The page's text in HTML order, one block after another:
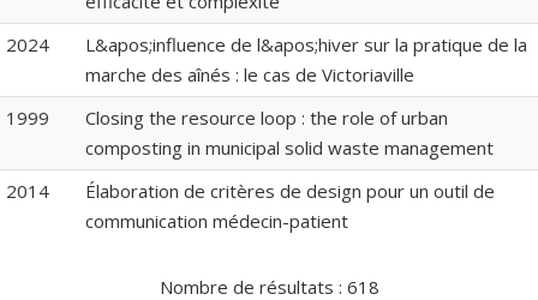
2024
L&apos;influence de l&apos;hiver sur la pratique de la
marche des aînés : le cas de Victoriaville
1999
Closing the resource loop : the role of urban
composting in municipal solid waste management
2014
Élaboration de critères de design pour un outil de
communication médecin-patient
Nombre de résultats : 618